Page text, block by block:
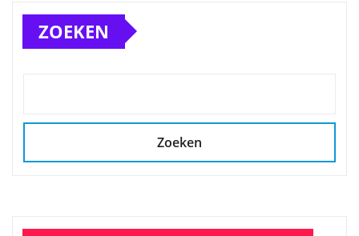
ZOEKEN
Zoeken